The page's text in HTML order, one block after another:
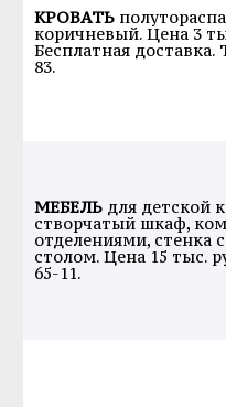
КРОВАТЬ
коричневый. Цена 3
Бесплатная доставка.
83.
МЕБЕЛЬ для детской
створчатый шкаф,
отделениями, стенка
столом. Цена 15 тыс.
65-11.